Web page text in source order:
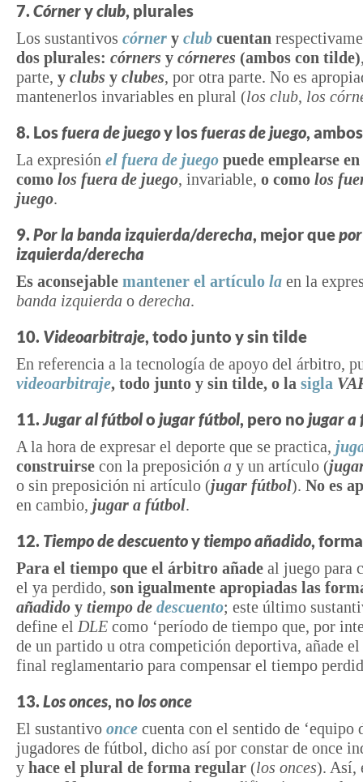
7. Córneryclub, plurales
Los sustantivos córner y club cuentan
dos plurales: córners y córneres (ambos con tilde)
parte, y clubs y clubes, por otra parte. No es
mantenerlos invariables en plural (los club, los
8. Losfuera de juegoy losfueras de juego,
La expresión el fuera de juego puede emplearse
como los fuera de juego, invariable, o como los
juego.
9. Por la banda izquierda/derecha, mejor que
izquierda/derecha
Es aconsejable mantener el artículo la en la
banda izquierda o derecha.
10. Videoarbitraje, todo junto y sin tilde
En referencia a la tecnología de apoyo del árbitro,
videoarbitraje, todo junto y sin tilde, o la sigla
11.Jugar al fútbolo jugar fútbol, pero no jugar a
A la hora de expresar el deporte que se practica,
construirse con la preposición a y un artículo (
o sin preposición ni artículo (jugar fútbol). No es
en cambio, jugar a fútbol.
12. Tiempo de descuentoytiempo añadido,
Para el tiempo que el árbitro añade al juego para
el ya perdido, son igualmente apropiadas las
añadido y tiempo de descuento; este último
define el DLE como ‘período de tiempo que, por
de un partido u otra competición deportiva, añade
final reglamentario para compensar el tiempo
13. Los onces, no los once
El sustantivo once cuenta con el sentido de ‘equipo
jugadores de fútbol, dicho así por constar de once
y hace el plural de forma regular (los onces). Así,